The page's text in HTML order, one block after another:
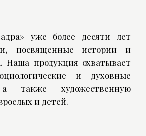
уже более десяти лет
посвященные истории и
Наша продукция охватывает
и духовные
а также художественную
и детей.